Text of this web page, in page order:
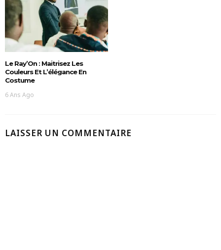
Le Ray’On : Maitrisez Les
Couleurs Et L’élégance En
Costume
6 Ans Ago
LAISSER UN COMMENTAIRE